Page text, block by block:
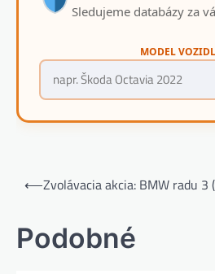
Sledujeme databázy za
MODEL
Navigácia
článku
⟵Zvolávacia akcia: BMW radu
Podobné